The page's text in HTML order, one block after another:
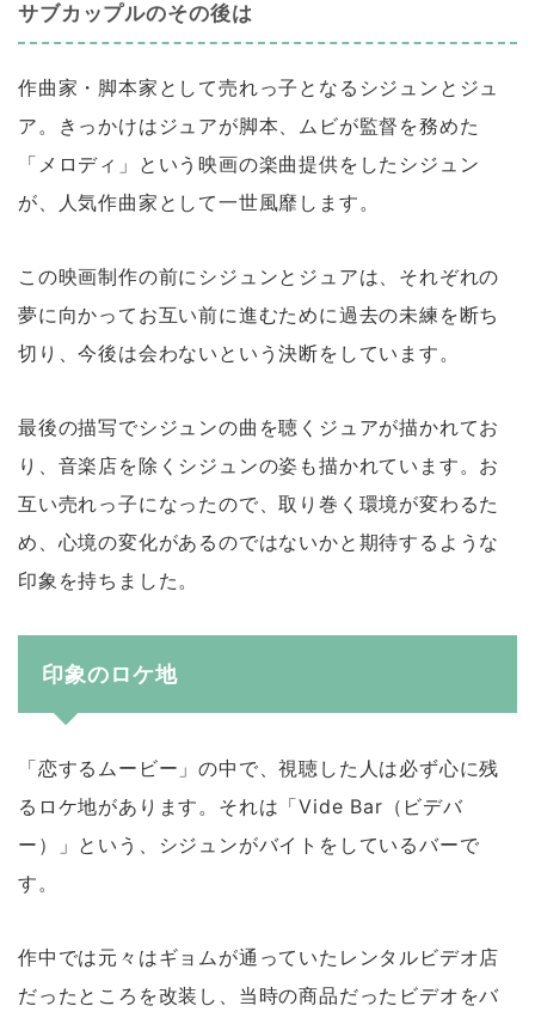
サブカップルのその後は
作曲家・脚本家として売れっ子となるシジュンとジュ
ア。きっかけはジュアが脚本、ムビが監督を務めた
「メロディ」という映画の楽曲提供をしたシジュン
が、人気作曲家として一世風靡します。
この映画制作の前にシジュンとジュアは、それぞれの
夢に向かってお互い前に進むために過去の未練を断ち
切り、今後は会わないという決断をしています。
最後の描写でシジュンの曲を聴くジュアが描かれてお
り、音楽店を除くシジュンの姿も描かれています。お
互い売れっ子になったので、取り巻く環境が変わるた
め、心境の変化があるのではないかと期待するような
印象を持ちました。
印象のロケ地
「恋するムービー」の中で、視聴した人は必ず心に残
るロケ地があります。それは「Vide Bar（ビデバ
ー）」という、シジュンがバイトをしているバーで
す。
作中では元々はギョムが通っていたレンタルビデオ店
だったところを改装し、当時の商品だったビデオをバ